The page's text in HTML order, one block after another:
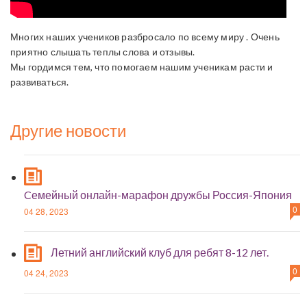
Многих наших учеников разбросало по всему миру . Очень
приятно слышать теплы слова и отзывы.
Мы гордимся тем, что помогаем нашим ученикам расти и
развиваться.
Другие новости
Cемейный онлайн-марафон дружбы Россия-Япония
04 28, 2023 0
Летний английский клуб для ребят 8-12 лет.
04 24, 2023 0